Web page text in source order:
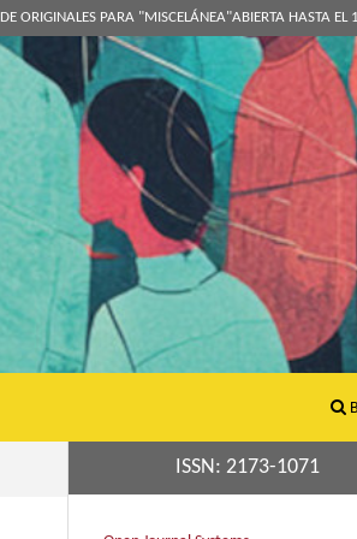
ORIGINALES PARA "MISCELÁNEA"ABIERTA HASTA EL
ISSN: 2173-1071